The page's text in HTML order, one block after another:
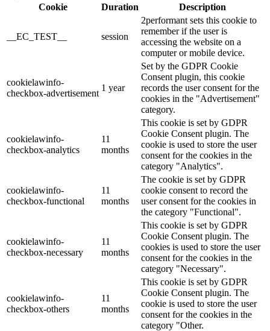
Cookie
Duration Description
__EC_TEST__ session
2performant sets this cookie to
remember if the user is
accessing the website on a
computer or mobile device.
cookielawinfo-
checkbox-advertisement
1 year
Set by the GDPR Cookie
Consent plugin, this cookie
records the user consent for the
cookies in the "Advertisement"
category.
cookielawinfo-
checkbox-analytics
11
months
This cookie is set by GDPR
Cookie Consent plugin. The
cookie is used to store the user
consent for the cookies in the
category "Analytics".
cookielawinfo-
checkbox-functional
11
months
The cookie is set by GDPR
cookie consent to record the
user consent for the cookies in
the category "Functional".
cookielawinfo-
checkbox-necessary
11
months
This cookie is set by GDPR
Cookie Consent plugin. The
cookies is used to store the user
consent for the cookies in the
category "Necessary".
cookielawinfo-
checkbox-others
11
months
This cookie is set by GDPR
Cookie Consent plugin. The
cookie is used to store the user
consent for the cookies in the
category "Other.